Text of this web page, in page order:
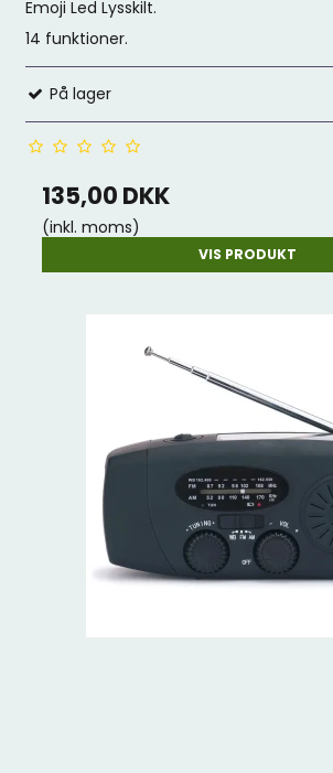
Emoji Led Lysskilt.
14 funktioner.
På lager
135,00 DKK
(inkl. moms)
VIS PRODUKT